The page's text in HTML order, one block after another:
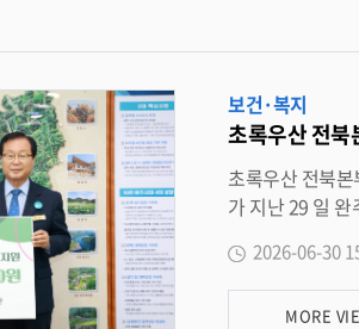
성장할 수 있도록 다양한 민간자원을 연계해 촘촘한 복지서비스
있으며 , 복지 · 보건 · 교육 등 다양한 분야의 맞춤형 통합서비스를 제공하고 있다 . <담당
보건·복지
초록우산 전북
초록우산 전북본부 , 완주군 취약계층 아동 지원 드림스타트 연계 아동 5 명에 총 1,740 만 원 전달 초록우산 전북지역본부 (
가 지난 29 일 완주군청에서 유희태 완주군수와 박미애 전북지역본부장이 참석한 가운데 취약계층 아동의 의료비와 보육비 등의 지원을 위
으로 복합적인
돕고자 추진됐다 . 완주군 드림스타트는 이번 후원금을 통해 치과교정 및 치료가 시급한 아동에게 의료비 400 만 원 , 이주배경 아동에게 보
2026-06-30
MORE